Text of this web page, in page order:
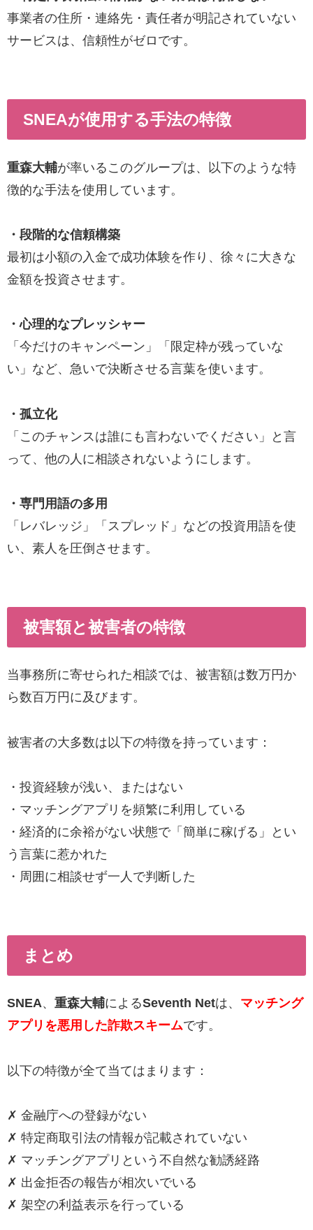
事業者の住所・連絡先・責任者が明記されていない
サービスは、信頼性がゼロです。
SNEAが使用する手法の特徴
重森大輔が率いるこのグループは、以下のような特
徴的な手法を使用しています。
・段階的な信頼構築
最初は小額の入金で成功体験を作り、徐々に大きな
金額を投資させます。
・心理的なプレッシャー
「今だけのキャンペーン」「限定枠が残っていな
い」など、急いで決断させる言葉を使います。
・孤立化
「このチャンスは誰にも言わないでください」と言
って、他の人に相談されないようにします。
・専門用語の多用
「レバレッジ」「スプレッド」などの投資用語を使
い、素人を圧倒させます。
被害額と被害者の特徴
当事務所に寄せられた相談では、被害額は数万円か
ら数百万円に及びます。
被害者の大多数は以下の特徴を持っています：
・投資経験が浅い、またはない
・マッチングアプリを頻繁に利用している
・経済的に余裕がない状態で「簡単に稼げる」とい
う言葉に惹かれた
・周囲に相談せず一人で判断した
まとめ
SNEA、 重森大輔によるSeventh Netは、 マッチング
アプリを悪用した詐欺スキームです。
以下の特徴が全て当てはまります：
✗ 金融庁への登録がない
✗ 特定商取引法の情報が記載されていない
✗ マッチングアプリという不自然な勧誘経路
✗ 出金拒否の報告が相次いでいる
✗ 架空の利益表示を行っている